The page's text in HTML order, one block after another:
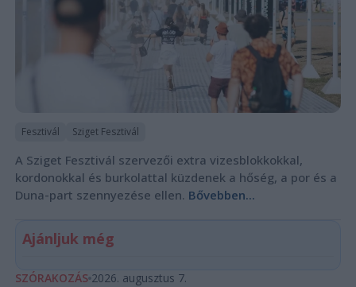
Fesztivál Sziget Fesztivál
A Sziget Fesztivál szervezői extra vizesblokkokkal,
kordonokkal és burkolattal küzdenek a hőség, a por és a
Duna-part szennyezése ellen. Bővebben...
Ajánljuk még
SZÓRAKOZÁS 2026. augusztus 7.